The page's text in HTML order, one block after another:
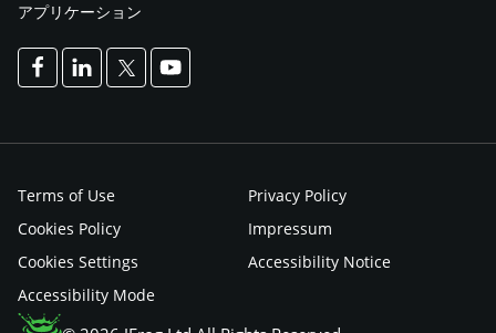
アプリケーション
Terms of Use
Privacy Policy
Cookies Policy
Impressum
Cookies Settings
Accessibility Notice
Accessibility Mode